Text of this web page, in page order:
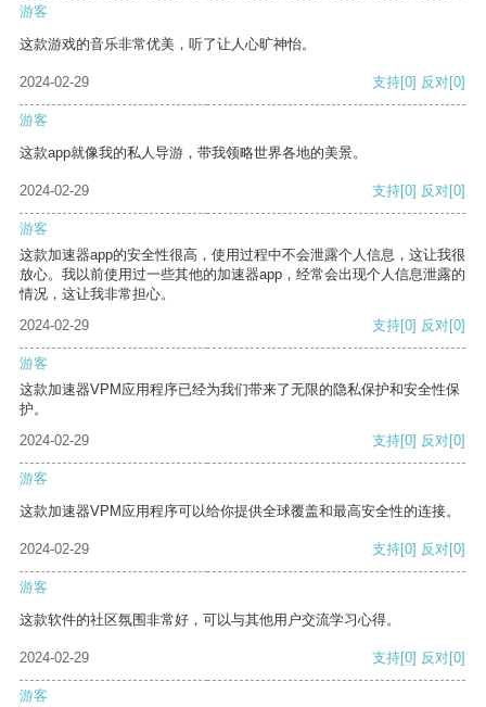
游客
这款游戏的音乐非常优美，听了让人心旷神怡。
2024-02-29 支持[0] 反对[0]
游客
这款app就像我的私人导游，带我领略世界各地的美景。
2024-02-29 支持[0] 反对[0]
游客
这款加速器app的安全性很高，使用过程中不会泄露个人信息，这让我很
放心。我以前使用过一些其他的加速器app，经常会出现个人信息泄露的
情况，这让我非常担心。
2024-02-29
支持[0] 反对[0]
游客
这款加速器VPM应用程序已经为我们带来了无限的隐私保护和安全性保
护。
2024-02-29
支持[0] 反对[0]
游客
这款加速器VPM应用程序可以给你提供全球覆盖和最高安全性的连接。
2024-02-29 支持[0] 反对[0]
游客
这款软件的社区氛围非常好，可以与其他用户交流学习心得。
2024-02-29 支持[0] 反对[0]
游客